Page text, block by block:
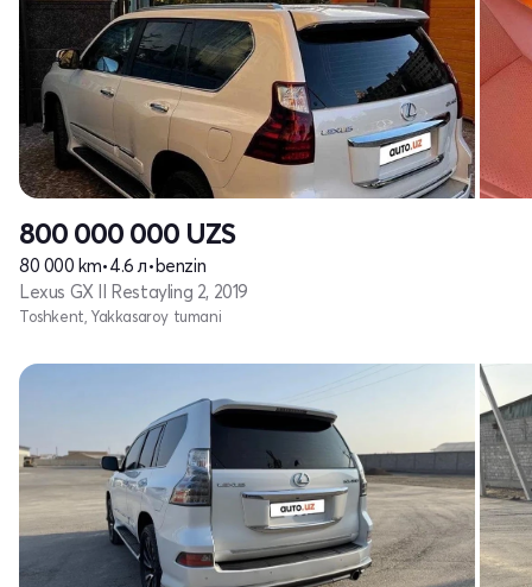
800 000 000 UZS
80 000 km•4.6 л•benzin
Lexus GX II Restayling 2, 2019
Toshkent, Yakkasaroy tumani